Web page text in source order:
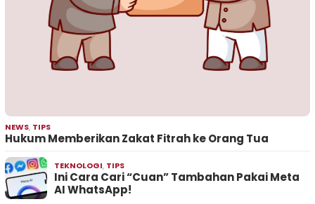
NEWS, TIPS
Hukum Memberikan Zakat Fitrah ke Orang Tua
TEKNOLOGI, TIPS
Ini Cara Cari “Cuan” Tambahan Pakai Meta
AI WhatsApp!